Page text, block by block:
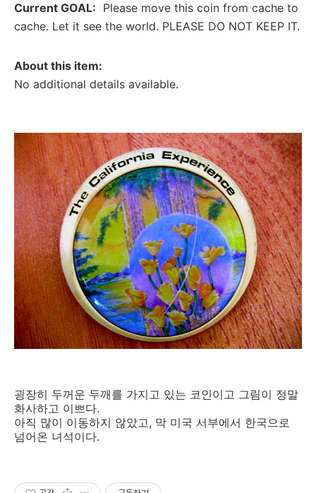
Current GOAL: Please move this coin from cache to
cache. Let it see the world. PLEASE DO NOT KEEP IT.
About this item:
No additional details available.
굉장히 두꺼운 두깨를 가지고 있는 코인이고 그림이 정말
화사하고 이쁘다.
아직 많이 이동하지 않았고, 막 미국 서부에서 한국으로
넘어온 녀석이다.